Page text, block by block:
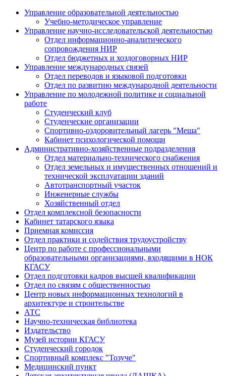
Управление образовательной деятельностью
Учебно-методическое управление
Управление научно-исследовательской деятельностью
Отдел информационно-аналитического
сопровождения НИР
Отдел бюджетных и хоздоговорных НИР
Управление международных связей
Отдел переводов и языковой подготовки
Отдел по развитию международной деятельности
Управление по молодежной политике и социальной
работе
Студенческий клуб
Студенческие организации
Спортивно-оздоровительный лагерь "Меша"
Кабинет психологической помощи
Административно-хозяйственные подразделения
Отдел материально-технического снабжения
Отдел земельных и имущественных отношений и
технической эксплуатации зданий
Автотранспортный участок
Инженерные службы
Хозяйственный отдел
Отдел комплексной безопасности
Кабинет татарского языка
Приемная комиссия
Отдел практики и содействия трудоустройству
Центр по работе с профессиональными
образовательными организациями, входящими в НОК
КГАСУ
Отдел подготовки кадров высшей квалификации
Отдел по связям с общественностью
Центр новых информационных технологий в
архитектуре и строительстве
АТС
Научно-техническая библиотека
Издательство
Музей истории КГАСУ
Студенческий городок
Спортивный комплекс "Тозуче"
Медицинский пункт